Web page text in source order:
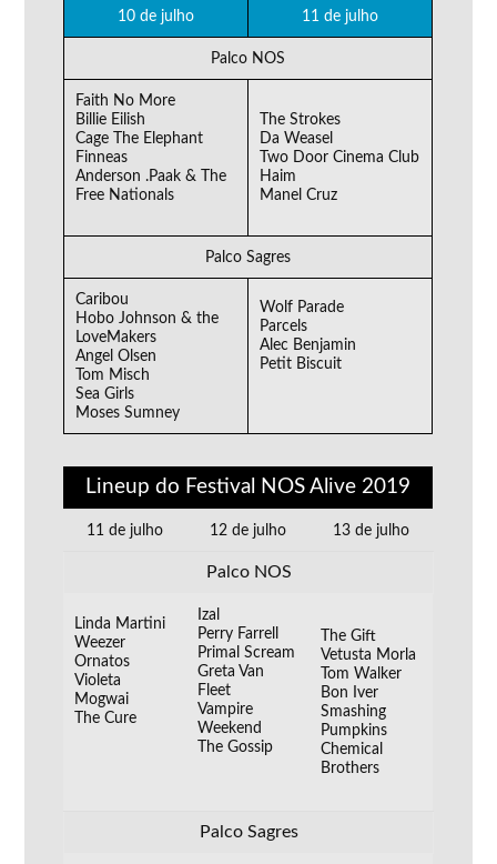
10 de julho 11 de julho
Palco NOS
Faith No More
Billie Eilish
Cage The Elephant
Finneas
Anderson .Paak & The
Free Nationals
The Strokes
Da Weasel
Two Door Cinema Club
Haim
Manel Cruz
Palco Sagres
Caribou
Hobo Johnson & the
LoveMakers
Angel Olsen
Tom Misch
Sea Girls
Moses Sumney
Wolf Parade
Parcels
Alec Benjamin
Petit Biscuit
Lineup do Festival NOS Alive 2019
11 de julho 12 de julho 13 de julho
Palco NOS
Linda Martini
Weezer
Ornatos
Violeta
Mogwai
The Cure
Izal
Perry Farrell
Primal Scream
Greta Van
Fleet
Vampire
Weekend
The Gossip
The Gift
Vetusta Morla
Tom Walker
Bon Iver
Smashing
Pumpkins
Chemical
Brothers
Palco Sagres